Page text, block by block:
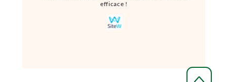
efficace !